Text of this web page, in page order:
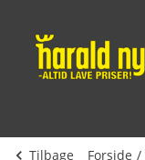
Tilbage Forside